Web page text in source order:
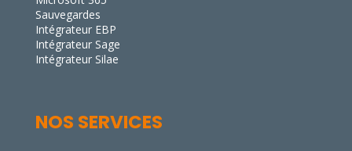
Sauvegardes
Intégrateur EBP
Intégrateur Sage
Intégrateur Silae
NOS SERVICES